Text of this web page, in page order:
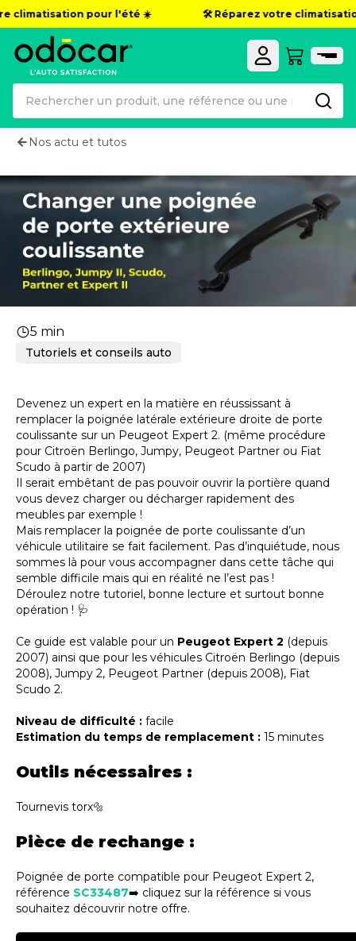
climatisation pour l'été ☀️ 🛠️ Réparez votre
Nos actu et tutos
5 min
Tutoriels et conseils auto
Devenez un expert en la matière en réussissant à
remplacer la poignée latérale extérieure droite de porte
coulissante sur un Peugeot Expert 2. (même procédure
pour Citroën Berlingo, Jumpy, Peugeot Partner ou Fiat
Scudo à partir de 2007)
Il serait embêtant de pas pouvoir ouvrir la portière quand
vous devez charger ou décharger rapidement des
meubles par exemple !
Mais remplacer la poignée de porte coulissante d’un
véhicule utilitaire se fait facilement. Pas d’inquiétude, nous
sommes là pour vous accompagner dans cette tâche qui
semble difficile mais qui en réalité ne l’est pas !
Déroulez notre tutoriel, bonne lecture et surtout bonne
opération ! 🩺
Ce guide est valable pour un Peugeot Expert 2 (depuis
2007) ainsi que pour les véhicules Citroën Berlingo (depuis
2008), Jumpy 2, Peugeot Partner (depuis 2008), Fiat
Scudo 2.
Niveau de difficulté : facile
Estimation du temps de remplacement : 15 minutes
Outils nécessaires :
Tournevis torx🔩
Pièce de rechange :
Poignée de porte compatible pour Peugeot Expert 2,
référence SC33487➡️ cliquez sur la référence si vous
souhaitez découvrir notre offre.